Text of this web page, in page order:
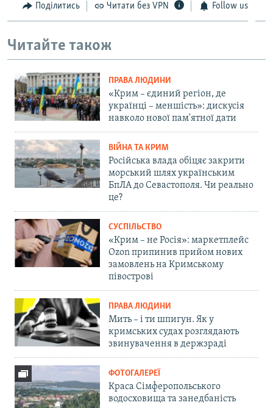
Поділитись Читати без VPN Follow us
Читайте також
ПРАВА ЛЮДИНИ
«Крим – єдиний регіон, де
українці – меншість»: дискусія
навколо нової пам'ятної дати
ВІЙНА ТА КРИМ
Російська влада обіцяє закрити
морський шлях українським
БпЛА до Севастополя. Чи реально
це?
СУСПІЛЬСТВО
«Крим – не Росія»: маркетплейс
Ozon припинив прийом нових
замовлень на Кримському
півострові
ПРАВА ЛЮДИНИ
Мить – і ти шпигун. Як у
кримських судах розглядають
звинувачення в держзраді
ФОТОГАЛЕРЕЇ
Краса Сімферопольського
водосховища та занедбаність